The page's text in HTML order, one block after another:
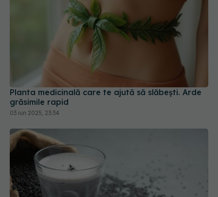
Planta medicinală care te ajută să slăbești. Arde